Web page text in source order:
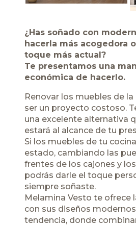
¿Has soñado con
hacerla más acogedora
toque más actual?
Te presentamos una
económica de hacerlo.
Renovar los muebles de
ser un proyecto costoso.
una excelente alternativa
estará al alcance de tu
Si los muebles de tu
estado, cambiando las
frentes de los cajones y
podrás darle el toque
siempre soñaste.
Melamina Vesto te ofrece
con sus diseños
tendencia, donde